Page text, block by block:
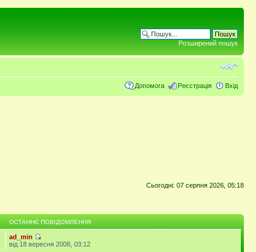
Розширений пошук
Допомога Реєстрація Вхід
Сьогодні: 07 серпня 2026, 05:18
ОСТАННЄ ПОВІДОМЛЕННЯ
ad_min
від 18 вересня 2008, 03:12